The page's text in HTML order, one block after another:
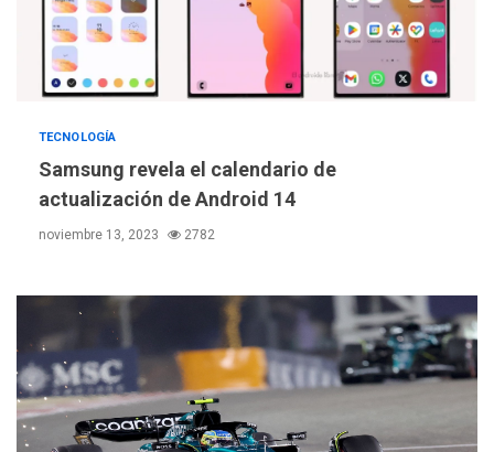
TECNOLOGÍA
Samsung revela el calendario de
actualización de Android 14
noviembre 13, 2023 2782